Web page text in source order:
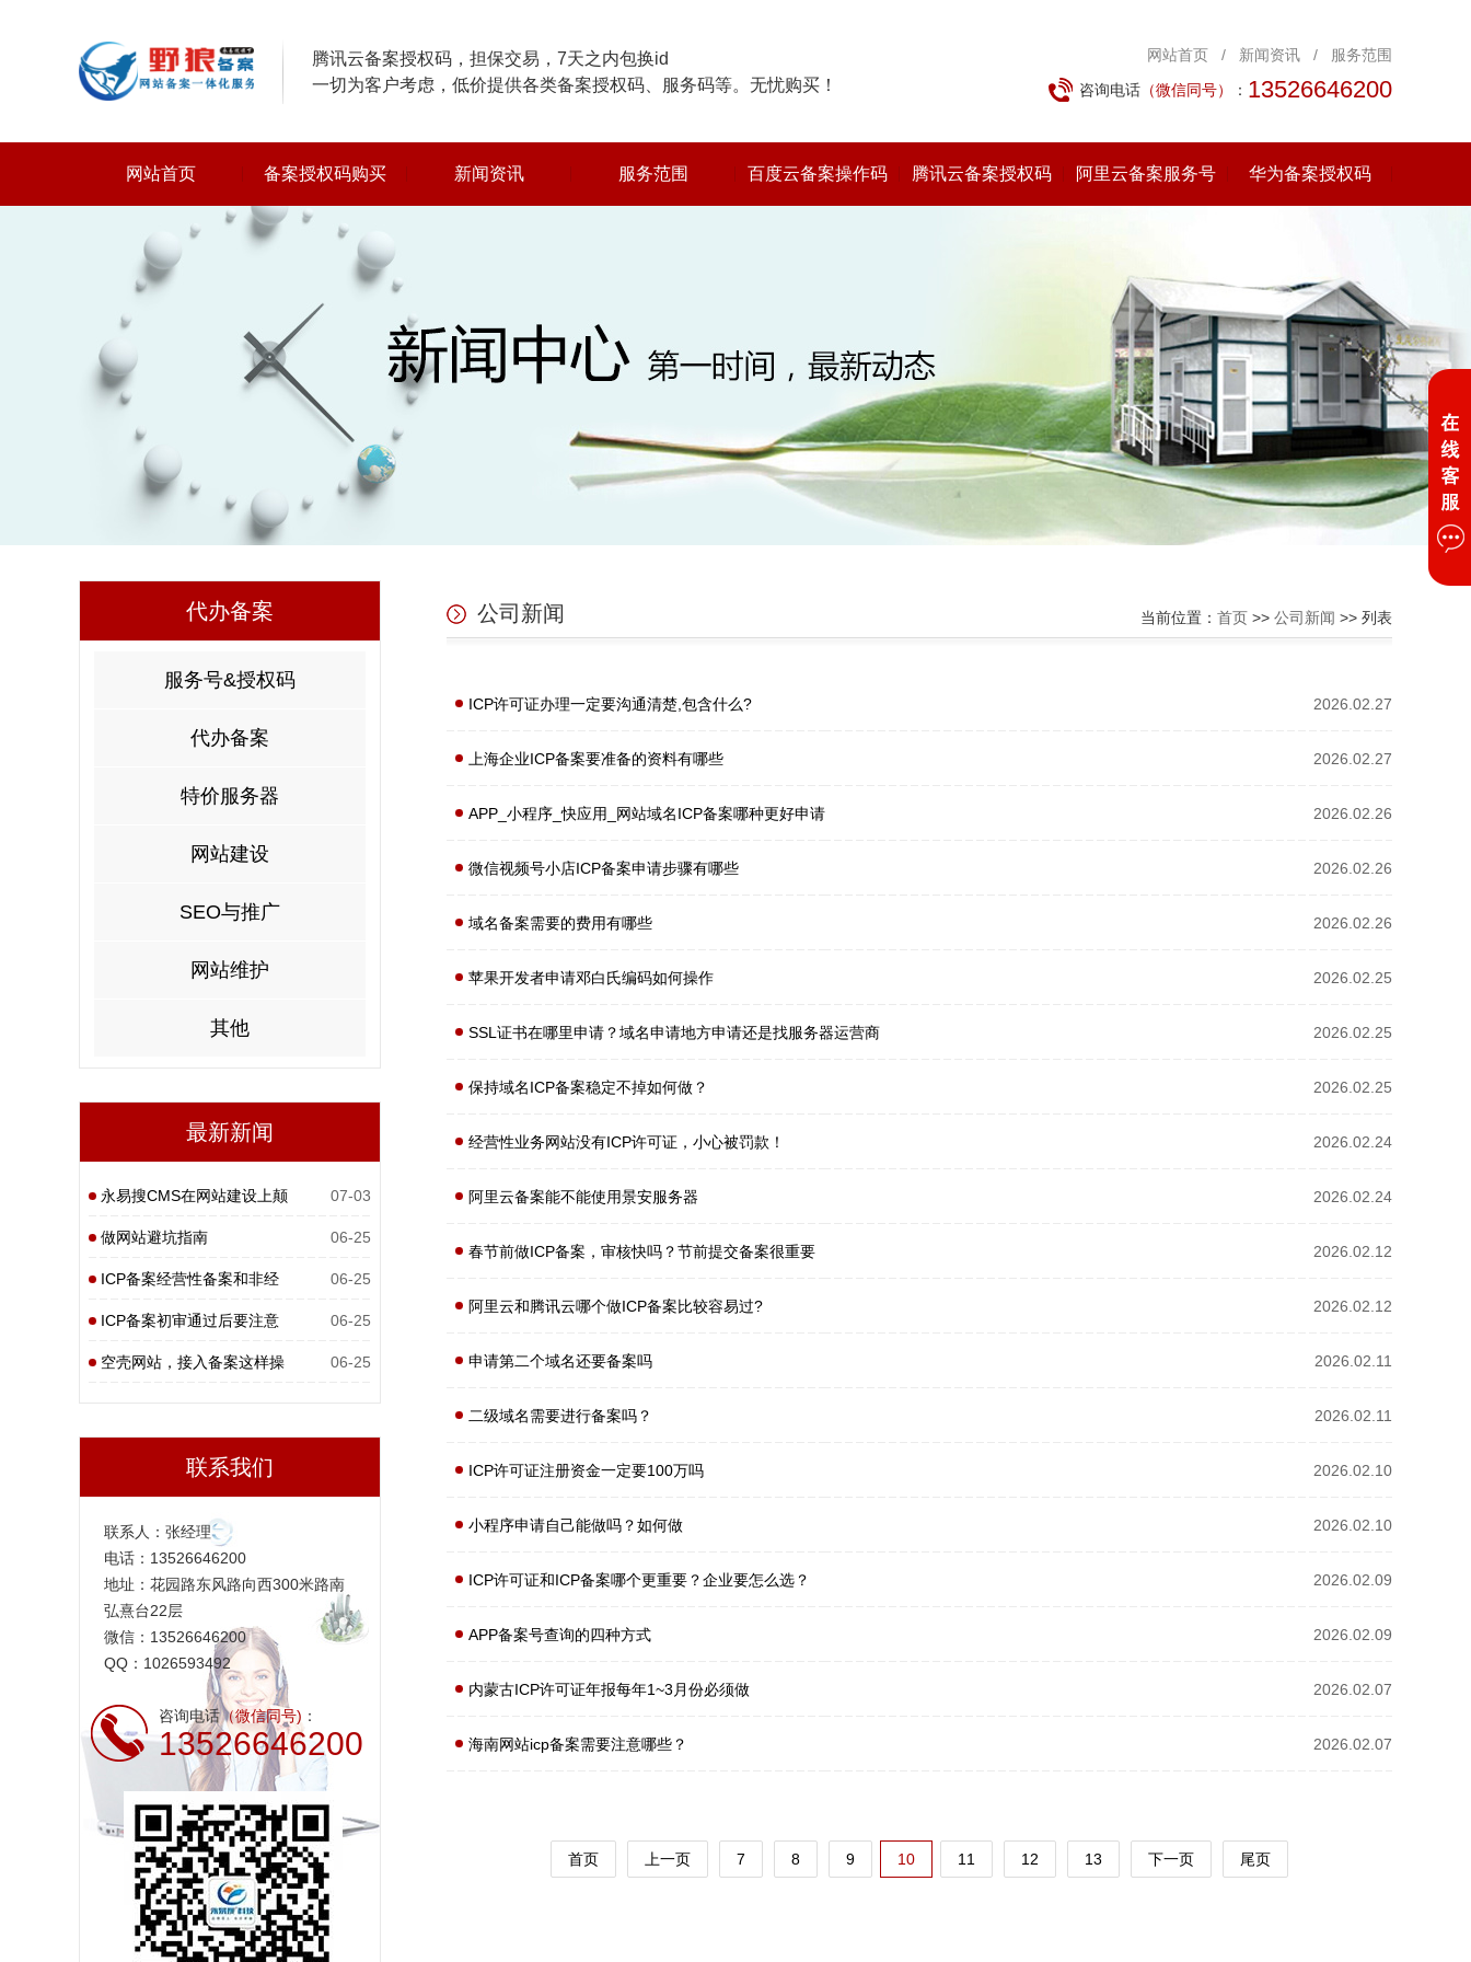
腾讯云备案授权码，担保交易，7天之内包换id
一切为客户考虑，低价提供各类备案授权码、服务码等。无忧购买！
网站首页 / 新闻资讯 /
服务范围
咨询电话 （微信同号） ： 13526646200
网站首页 备案授权码购买 新闻资讯 服务范围 百度云备案操作码 腾讯云备案授权码 阿里云备案服务号 华为备案授权码
代办备案
服务号&授权码
代办备案
特价服务器
网站建设
SEO与推广
网站维护
其他
最新新闻
永易搜CMS在网站建设上颠
覆性
07-03
做网站避坑指南 06-25
ICP备案经营性备案和非经
营性
06-25
ICP备案初审通过后要注意
什么
06-25
空壳网站，接入备案这样操 06-25
联系我们
联系人：张经理
电话：13526646200
地址：花园路东风路向西300米路南
弘熹台22层
微信：13526646200
QQ：1026593492
咨询电话（微信同号) ：
13526646200
公司新闻 当前位置： 首页 >> 公司新闻 >> 列表
ICP许可证办理一定要沟通清楚,包含什么? 2026.02.27
上海企业ICP备案要准备的资料有哪些 2026.02.27
APP_小程序_快应用_网站域名ICP备案哪种更好申请 2026.02.26
微信视频号小店ICP备案申请步骤有哪些 2026.02.26
域名备案需要的费用有哪些 2026.02.26
苹果开发者申请邓白氏编码如何操作 2026.02.25
SSL证书在哪里申请？域名申请地方申请还是找服务器运营商 2026.02.25
保持域名ICP备案稳定不掉如何做？ 2026.02.25
经营性业务网站没有ICP许可证，小心被罚款！ 2026.02.24
阿里云备案能不能使用景安服务器 2026.02.24
春节前做ICP备案，审核快吗？节前提交备案很重要 2026.02.12
阿里云和腾讯云哪个做ICP备案比较容易过? 2026.02.12
申请第二个域名还要备案吗 2026.02.11
二级域名需要进行备案吗？ 2026.02.11
ICP许可证注册资金一定要100万吗 2026.02.10
小程序申请自己能做吗？如何做 2026.02.10
ICP许可证和ICP备案哪个更重要？企业要怎么选？ 2026.02.09
APP备案号查询的四种方式 2026.02.09
内蒙古ICP许可证年报每年1~3月份必须做 2026.02.07
海南网站icp备案需要注意哪些？ 2026.02.07
首页 上一页 7 8 9 10 11 12 13 下一页 尾页